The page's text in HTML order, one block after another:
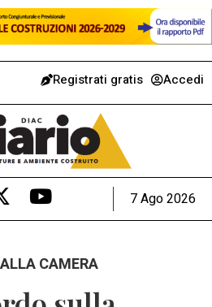
Registrati gratis Accedi
7 Ago 2026
CAMERA